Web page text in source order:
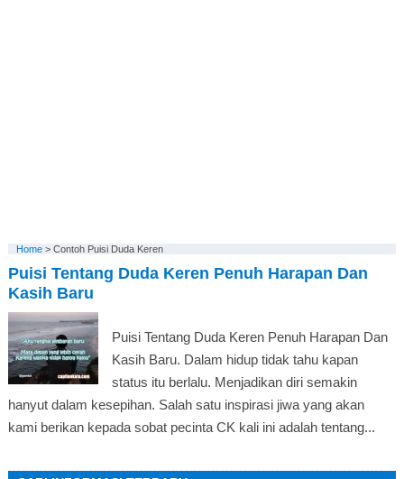
Home> Contoh Puisi Duda Keren
Puisi Tentang Duda Keren Penuh Harapan Dan
Kasih Baru
Puisi Tentang Duda Keren Penuh Harapan Dan
Kasih Baru. Dalam hidup tidak tahu kapan
status itu berlalu. Menjadikan diri semakin
hanyut dalam kesepihan. Salah satu inspirasi jiwa yang akan
kami berikan kepada sobat pecinta CK kali ini adalah tentang...